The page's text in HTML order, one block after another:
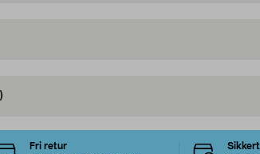
Fri retur
Sikkert